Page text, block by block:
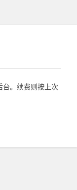
台。续费则按上次